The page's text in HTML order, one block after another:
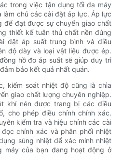
trong việc tận dụng tối đa máy
làm chủ các cài đặt áp lực. Áp lực
để đạt được sự chuyển giao chất
thiết kế tuân thủ chất nền đúng
đặt áp suất trung bình và điều
độ dày và loại vật liệu được ép.
hồ đo áp suất sẽ giúp duy trì
bảo kết quả nhất quán.
kiểm soát nhiệt độ cũng là chìa
giao chất lượng chuyên nghiệp.
khí nén được trang bị các điều
cho phép điều chỉnh chính xác.
kiểm tra và hiệu chỉnh các cài
chính xác và phân phối nhiệt
súng nhiệt để xác minh nhiệt
máy của bạn đang hoạt động ở